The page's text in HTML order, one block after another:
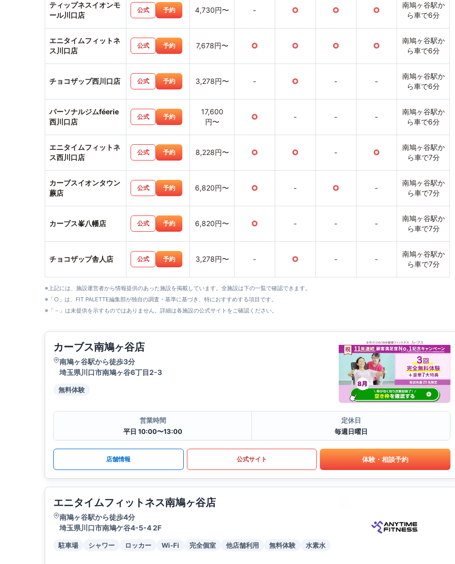
ティップネスイオンモ
ール川口店
公式 予約 4,730円〜 - ○ ○ ○
南鳩ヶ谷駅か
ら車で6分
エニタイムフィットネ
ス川口店
公式 予約 7,678円〜 ○ ○ ○ ○
南鳩ヶ谷駅か
ら車で6分
チョコザップ西川口店 公式 予約 3,278円〜 - ○ - -
南鳩ヶ谷駅か
ら車で6分
パーソナルジムféerie
西川口店
公式 予約
17,600
円〜
○ - - -
南鳩ヶ谷駅か
ら車で6分
エニタイムフィットネ
ス西川口店
公式 予約 8,228円〜 ○ ○ - ○
南鳩ヶ谷駅か
ら車で7分
カーブスイオンタウン
蕨店
公式 予約 6,820円〜 ○ - ○ -
南鳩ヶ谷駅か
ら車で7分
カーブス峯八幡店 公式 予約 6,820円〜 ○ - - -
南鳩ヶ谷駅か
ら車で7分
チョコザップ舎人店 公式 予約 3,278円〜 - ○ - -
南鳩ヶ谷駅か
ら車で7分
※上記には、施設運営者から情報提供のあった施設を掲載しています。全施設は下の一覧で確認できます。
※「○」は、FIT PALETTE編集部が独自の調査・基準に基づき、特におすすめする項目です。
※「－」は未提供を示すものではありません。詳細は各施設の公式サイトをご確認ください。
カーブス南鳩ヶ谷店
南鳩ヶ谷駅から徒歩3分
埼玉県川口市南鳩ヶ谷6丁目2-3
無料体験
営業時間
平日 10:00〜13:00
定休日
毎週日曜日
店舗情報 公式サイト 体験・相談予約
エニタイムフィットネス南鳩ヶ谷店
南鳩ヶ谷駅から徒歩4分
埼玉県川口市南鳩ケ谷4-5-4 2F
駐車場 シャワー ロッカー Wi-Fi 完全個室 他店舗利用 無料体験 水素水